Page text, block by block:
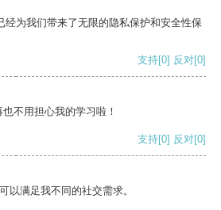
经为我们带来了无限的隐私保护和安全性保
支持[0] 反对[0]
不用担心我的学习啦！
支持[0] 反对[0]
以满足我不同的社交需求。